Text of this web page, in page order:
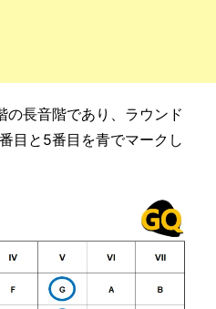
の長音階であり、ラウンド
目と5番目を青でマークし